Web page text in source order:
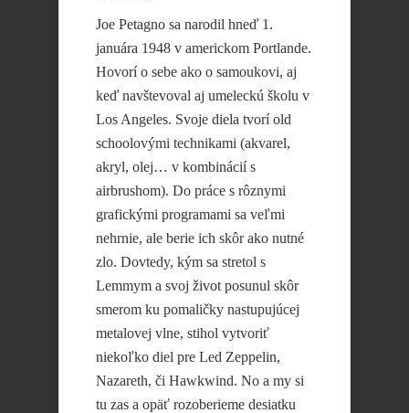
Joe Petagno sa narodil hneď 1.
januára 1948 v americkom Portlande.
Hovorí o sebe ako o samoukovi, aj
keď navštevoval aj umeleckú školu v
Los Angeles. Svoje diela tvorí old
schoolovými technikami (akvarel,
akryl, olej… v kombinácií s
airbrushom). Do práce s rôznymi
grafickými programami sa veľmi
nehrnie, ale berie ich skôr ako nutné
zlo. Dovtedy, kým sa stretol s
Lemmym a svoj život posunul skôr
smerom ku pomaličky nastupujúcej
metalovej vlne, stihol vytvoriť
niekoľko diel pre Led Zeppelin,
Nazareth, či Hawkwind. No a my si
tu zas a opäť rozoberieme desiatku